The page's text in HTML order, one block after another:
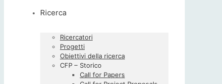
Ricerca
Ricercatori
Progetti
Obiettivi della ricerca
CFP – Storico
Call for Papers